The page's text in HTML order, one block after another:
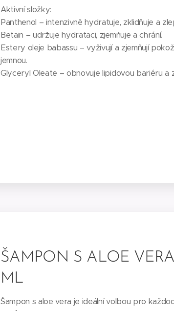
Aktivní složky:
Panthenol – intenzivně hydratuje, zklidňuje a
Betain – udržuje hydrataci, zjemňuje a chrání.
Estery oleje babassu – vyživují a zjemňují
jemnou.
Glyceryl Oleate – obnovuje lipidovou bariéru a
ŠAMPON S ALOE
ML
Šampon s aloe vera je ideální volbou pro